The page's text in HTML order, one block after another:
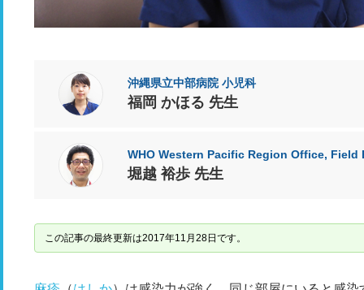
沖縄県立中部病院 小児科
福岡 かほる 先生
WHO Western Pacific Region Office, Field
堀越 裕歩 先生
この記事の最終更新は2017年11月28日です。